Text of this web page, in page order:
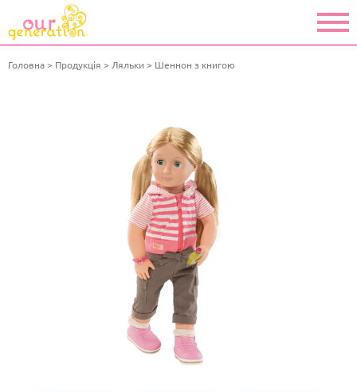
Головна Продукція Ляльки Шеннон з книгою